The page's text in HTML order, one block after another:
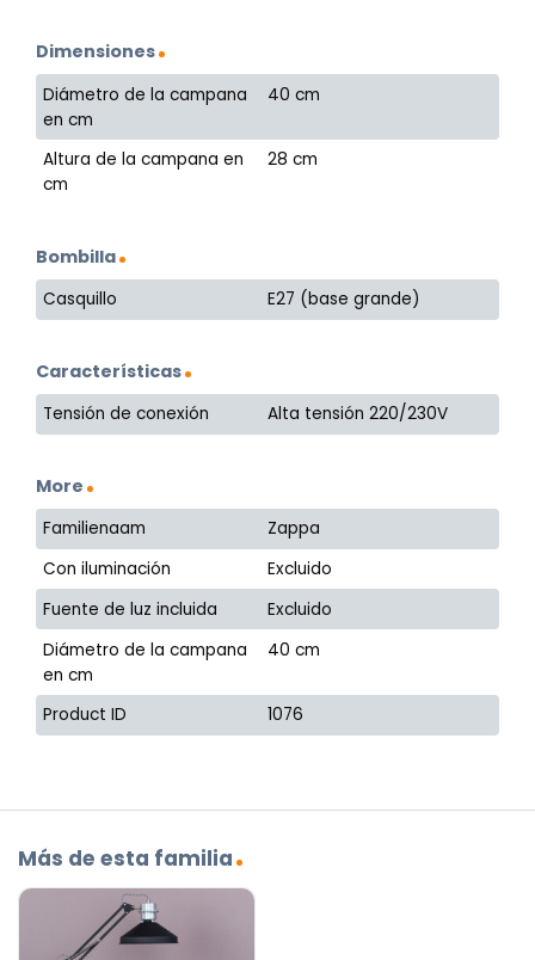
Dimensiones
Diámetro de la campana
en cm
40 cm
Altura de la campana en
cm
28 cm
Bombilla
Casquillo E27 (base grande)
Características
Tensión de conexión Alta tensión 220/230V
More
Familienaam
Zappa
Con iluminación
Excluido
Fuente de luz incluida
Excluido
Diámetro de la campana
en cm
40 cm
Product ID 1076
Más de esta familia